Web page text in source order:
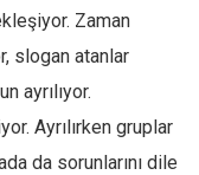
Zaman
slogan atanlar
ayrılıyor.
Ayrılırken gruplar
da sorunlarını dile